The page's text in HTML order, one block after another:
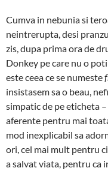
Cumva in nebunia si
neintrerupta, desi
zis, dupa prima ora de
Donkey pe care nu o
este ceea ce se numeste
insistasem sa o beau,
simpatic de pe eticheta
aferente pentru mai
mod inexplicabil sa
ori, cel mai mult pentru
a salvat viata, pentru ca